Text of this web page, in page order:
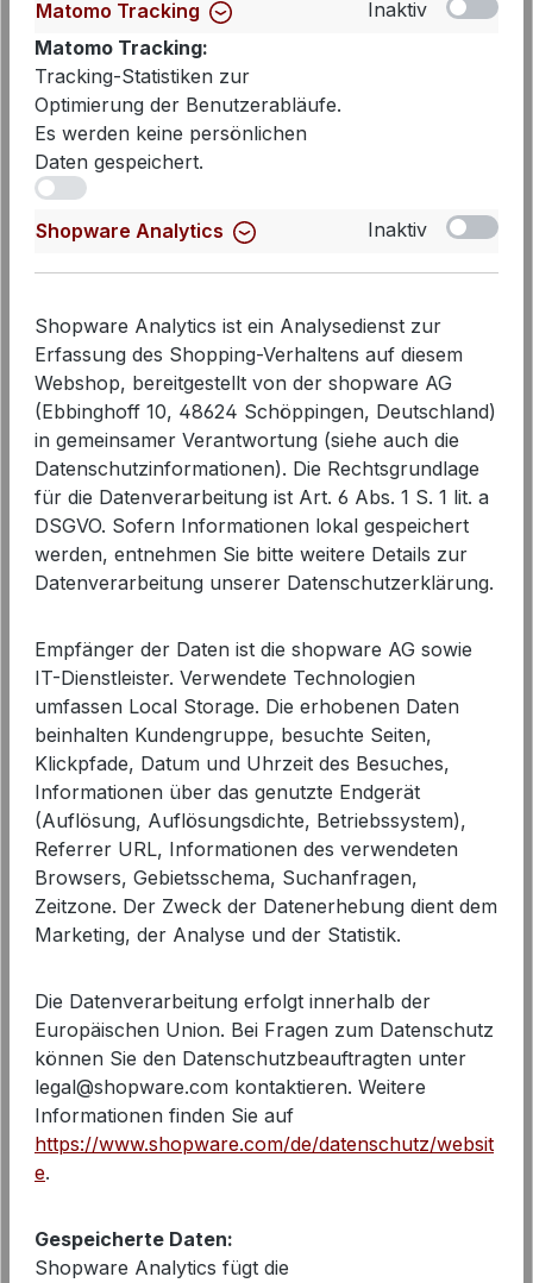
Cambio Jeans Elin O-Shape in
LEFTHAND SUPERBLEACHED |
Modehaus Wörmann
Cambio Damenjeans Elin in Weiß |
Modehaus Wörmann
Matomo Tracking
Inaktiv
Matomo Tracking:
Tracking-Statistiken zur
Optimierung der Benutzerabläufe.
Es werden keine persönlichen
Daten gespeichert.
Shopware Analytics
Inaktiv
Shopware Analytics ist ein Analysedienst zur
Erfassung des Shopping-Verhaltens auf diesem
Webshop, bereitgestellt von der shopware AG
(Ebbinghoff 10, 48624 Schöppingen, Deutschland)
in gemeinsamer Verantwortung (siehe auch die
Datenschutzinformationen). Die Rechtsgrundlage
für die Datenverarbeitung ist Art. 6 Abs. 1 S. 1 lit. a
DSGVO. Sofern Informationen lokal gespeichert
werden, entnehmen Sie bitte weitere Details zur
Datenverarbeitung unserer Datenschutzerklärung.
Empfänger der Daten ist die shopware AG sowie
IT-Dienstleister. Verwendete Technologien
umfassen Local Storage. Die erhobenen Daten
beinhalten Kundengruppe, besuchte Seiten,
Klickpfade, Datum und Uhrzeit des Besuches,
Informationen über das genutzte Endgerät
(Auflösung, Auflösungsdichte, Betriebssystem),
Referrer URL, Informationen des verwendeten
Browsers, Gebietsschema, Suchanfragen,
Zeitzone. Der Zweck der Datenerhebung dient dem
Marketing, der Analyse und der Statistik.
Die Datenverarbeitung erfolgt innerhalb der
Europäischen Union. Bei Fragen zum Datenschutz
können Sie den Datenschutzbeauftragten unter
legal@shopware.com kontaktieren. Weitere
Informationen finden Sie auf
https://www.shopware.com/de/datenschutz/websit
e.
Gespeicherte Daten:
Shopware Analytics fügt die